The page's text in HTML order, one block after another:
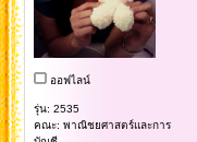
ออฟไลน์
รุ่น: 2535
คณะ: พาณิชยศาสตร์และการ